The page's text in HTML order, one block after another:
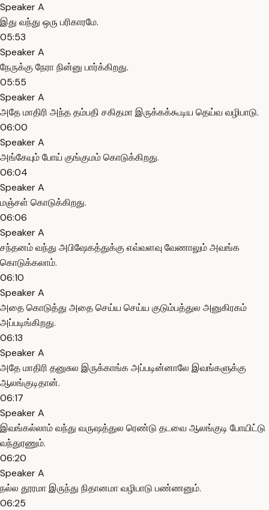
Speaker A
இது வந்து ஒரு பரிகாரமே.
05:53
Speaker A
நேருக்கு நேரா நின்னு பார்க்கிறது.
05:55
Speaker A
அதே மாதிரி அந்த தம்பதி சகிதமா இருக்கக்கூடிய தெய்வ வழிபாடு.
06:00
Speaker A
அங்கேயும் போய் குங்குமம் கொடுக்கிறது.
06:04
Speaker A
மஞ்சள் கொடுக்கிறது.
06:06
Speaker A
சந்தனம் வந்து அபிஷேகத்துக்கு எவ்வளவு வேணாலும் அவங்க
கொடுக்கலாம்.
06:10
Speaker A
அதை கொடுத்து அதை செய்ய செய்ய குடும்பத்துல அனுகிரகம்
அப்படிங்கிறது.
06:13
Speaker A
அதே மாதிரி தனுசுல இருக்காங்க அப்படின்னாலே இவங்களுக்கு
ஆலங்குடிதான்.
06:17
Speaker A
இவங்கல்லாம் வந்து வருஷத்துல ரெண்டு தடவை ஆலங்குடி போயிட்டு
வந்துரணும்.
06:20
Speaker A
நல்ல தூரமா இருந்து நிதானமா வழிபாடு பண்ணனும்.
06:25